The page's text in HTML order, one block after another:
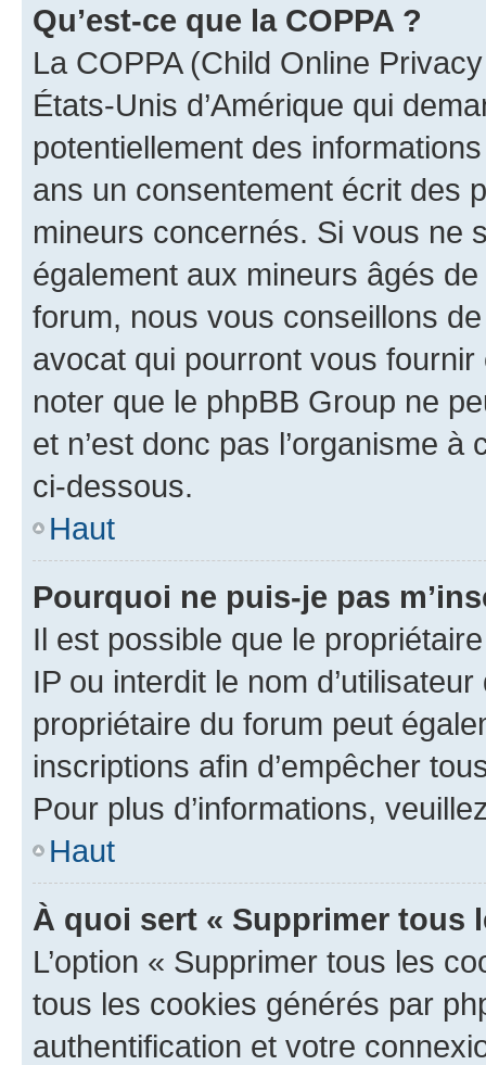
Qu’est-ce que la COPPA ?
La COPPA (Child Online
États-Unis d’Amérique qui
potentiellement des
ans un consentement écrit des
mineurs concernés. Si vous ne
également aux mineurs âgés
forum, nous vous conseillons
avocat qui pourront vous
noter que le phpBB Group ne
et n’est donc pas l’organisme
ci-dessous.
Haut
Pourquoi ne puis-je pas
Il est possible que le
IP ou interdit le nom
propriétaire du forum peut
inscriptions afin d’empêcher
Pour plus d’informations,
Haut
À quoi sert « Supprimer tous
L’option « Supprimer tous les
tous les cookies générés par
authentification et votre